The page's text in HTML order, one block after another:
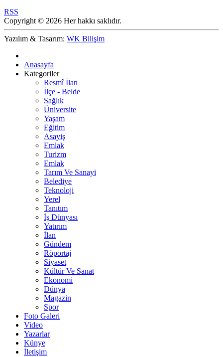
RSS
Copyright © 2026 Her hakkı saklıdır.
Yazılım & Tasarım: WK Bilişim
Anasayfa
Kategoriler
Resmî İlan
İlçe - Belde
Sağlık
Üniversite
Yaşam
Eğitim
Asayiş
Emlak
Turizm
Emlak
Tarım Ve Sanayi
Belediye
Teknoloji
Yerel
Tanıtım
İş Dünyası
Yatırım
İlan
Gündem
Röportaj
Siyaset
Kültür Ve Sanat
Ekonomi
Dünya
Magazin
Spor
Foto Galeri
Video
Yazarlar
Künye
İletişim